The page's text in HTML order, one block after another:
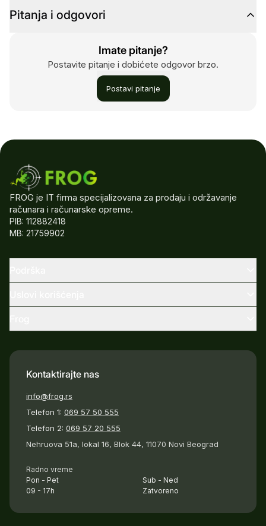
Pitanja i odgovori
Imate pitanje?
Postavite pitanje i dobićete odgovor brzo.
Postavi pitanje
FROG je IT firma specijalizovana za prodaju i održavanje
računara i računarske opreme.
PIB: 112882418
MB: 21759902
Kontaktirajte nas
info@frog.rs
Telefon 1: 069 57 50 555
Telefon 2: 069 57 20 555
Nehruova 51a, lokal 16, Blok 44, 11070 Novi Beograd
Radno vreme
Pon - Pet
09 - 17h
Sub - Ned
Zatvoreno